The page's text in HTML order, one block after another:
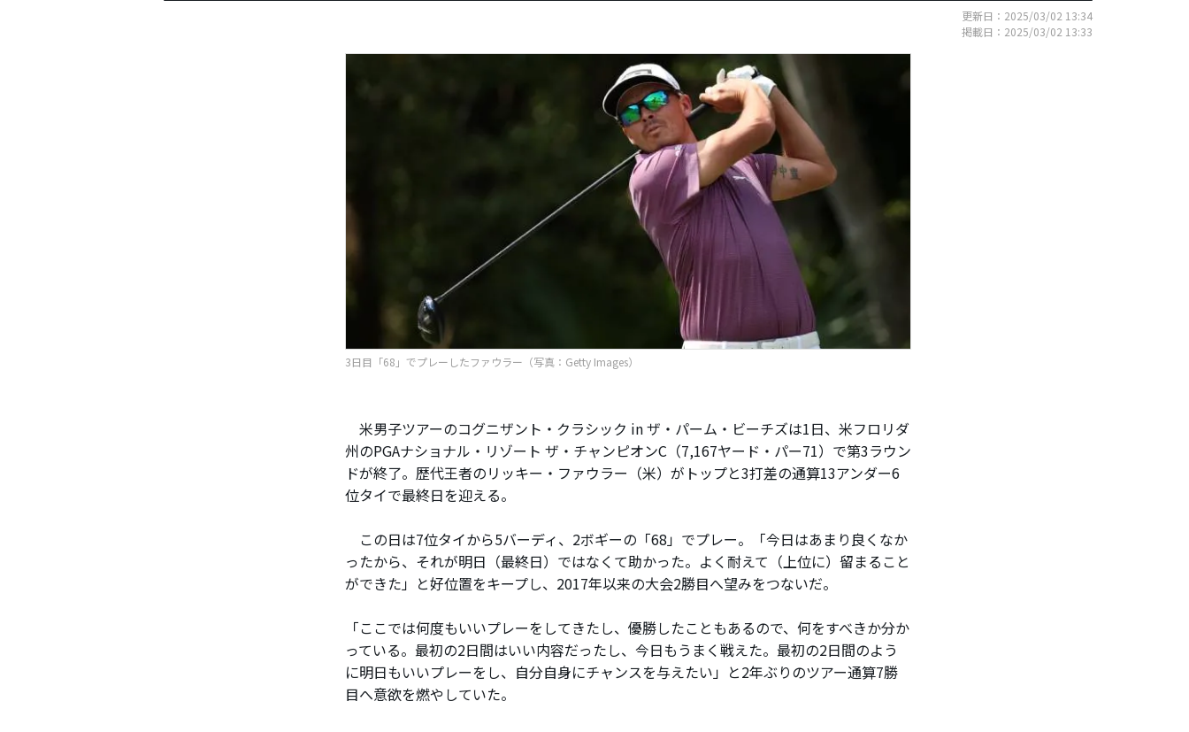
更新日：2025/03/02 13:34
掲載日：2025/03/02 13:33
3日目「68」でプレーしたファウラー（写真：Getty Images）
米男子ツアーのコグニザント・クラシック in ザ・パーム・ビーチズは1日、米フロリダ
州のPGAナショナル・リゾート ザ・チャンピオンC（7,167ヤード・パー71）で第3ラウン
ドが終了。歴代王者のリッキー・ファウラー（米）がトップと3打差の通算13アンダー6
位タイで最終日を迎える。
この日は7位タイから5バーディ、2ボギーの「68」でプレー。「今日はあまり良くなか
ったから、それが明日（最終日）ではなくて助かった。よく耐えて（上位に）留まること
ができた」と好位置をキープし、2017年以来の大会2勝目へ望みをつないだ。
「ここでは何度もいいプレーをしてきたし、優勝したこともあるので、何をすべきか分か
っている。最初の2日間はいい内容だったし、今日もうまく戦えた。最初の2日間のよう
に明日もいいプレーをし、自分自身にチャンスを与えたい」と2年ぶりのツアー通算7勝
目へ意欲を燃やしていた。